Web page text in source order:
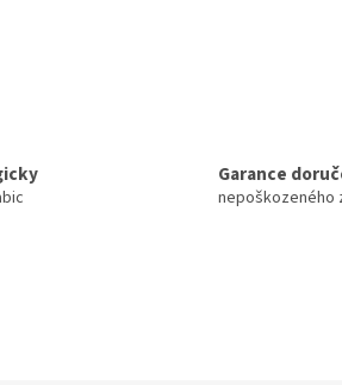
Garance
nepoškozeného